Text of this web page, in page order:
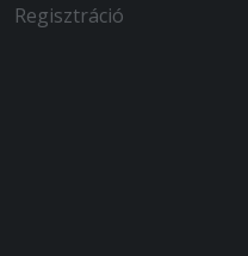
Regisztráció